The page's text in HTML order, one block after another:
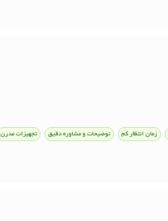
زمان انتظار کم توضیحات و مشاوره دقیق تجهیزات مدرن